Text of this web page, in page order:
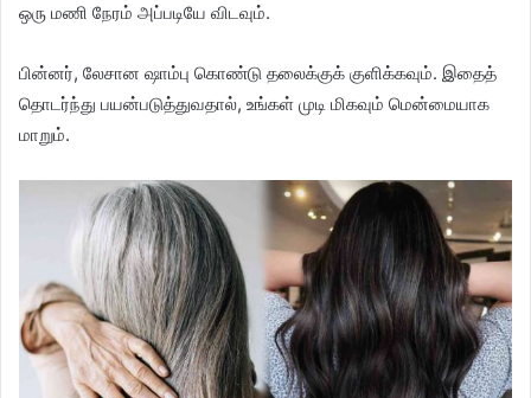
ஒரு மணி நேரம் அப்படியே விடவும்.
பின்னர், லேசான ஷாம்பு கொண்டு தலைக்குக் குளிக்கவும். இதைத்
தொடர்ந்து பயன்படுத்துவதால், உங்கள் முடி மிகவும் மென்மையாக
மாறும்.